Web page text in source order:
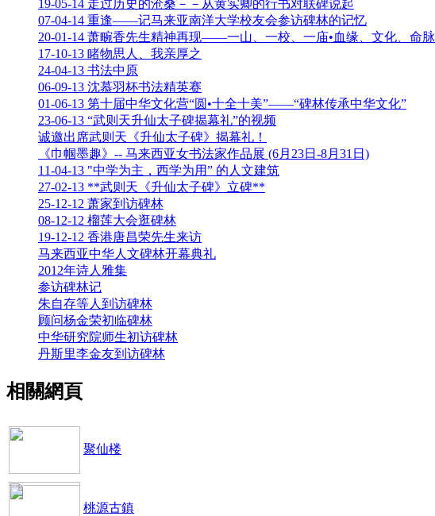
19-05-14 走过历史的沧桑－－从黄实卿的行书对联碑说起
07-04-14 重逢——记马来亚南洋大学校友会参访碑林的记忆
20-01-14 萧畹香先生精神再现――一山、一校、一庙•血缘、文化、命脉
17-10-13 睹物思人、我亲厚之
24-04-13 书法中原
06-09-13 沈慕羽杯书法精英赛
01-06-13 第十届中华文化营“圆•十全十美”——“碑林传承中华文化”
23-06-13 “武则天升仙太子碑揭幕礼”的视频
诚邀出席武则天《升仙太子碑》揭幕礼！
《巾帼墨趣》-- 马来西亚女书法家作品展 (6月23日-8月31日)
11-04-13 "中学为主，西学为用” 的人文建筑
27-02-13 **武则天《升仙太子碑》立碑**
25-12-12 萧家到访碑林
08-12-12 榴莲大会逛碑林
19-12-12 香港唐昌荣先生来访
马来西亚中华人文碑林开幕典礼
2012年诗人雅集
参访碑林记
朱自存等人到访碑林
顾问杨金荣初临碑林
中华研究院师生初访碑林
丹斯里李金友到访碑林
相關網頁
聚仙楼
桃源古鎮